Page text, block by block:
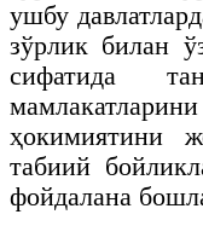
ушбу
зўрлик билан
сифатида
ҳокимиятини
табиий
фойдалана